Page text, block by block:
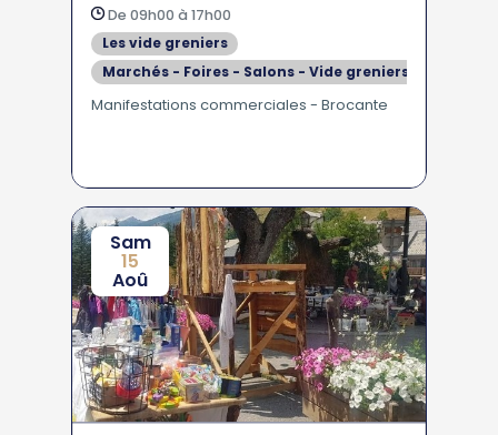
De 09h00 à 17h00
Les vide greniers
Marchés - Foires - Salons - Vide greniers
Manifestations commerciales - Brocante
Sam
15
Aoû